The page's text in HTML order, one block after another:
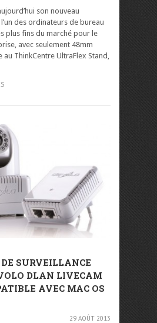
son nouveau
l’un des ordinateurs de bureau
plus fins du marché pour le
avec seulement 48mm
au ThinkCentre UltraFlex Stand,
SURVEILLANCE
DLAN LIVECAM
AVEC MAC OS
29 AOÛT 2013